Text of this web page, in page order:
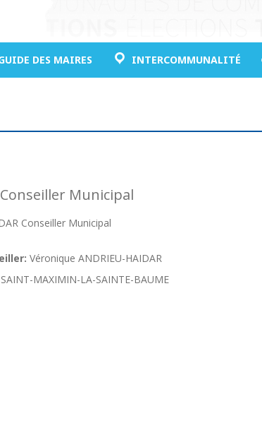
DES MAIRES INTERCOMMUNALITÉ
Municipal
Conseiller Municipal
Véronique ANDRIEU-HAIDAR
SAINT-MAXIMIN-LA-SAINTE-BAUME